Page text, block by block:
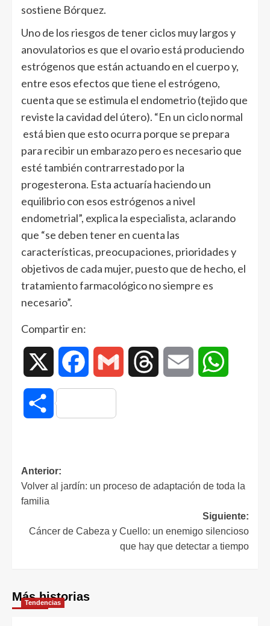
sostiene Bórquez.
Uno de los riesgos de tener ciclos muy largos y
anovulatorios es que el ovario está produciendo
estrógenos que están actuando en el cuerpo y,
entre esos efectos que tiene el estrógeno,
cuenta que se estimula el endometrio (tejido que
reviste la cavidad del útero). “En un ciclo normal
está bien que esto ocurra porque se prepara
para recibir un embarazo pero es necesario que
esté también contrarrestado por la
progesterona. Esta actuaría haciendo un
equilibrio con esos estrógenos a nivel
endometrial”, explica la especialista, aclarando
que “se deben tener en cuenta las
características, preocupaciones, prioridades y
objetivos de cada mujer, puesto que de hecho, el
tratamiento farmacológico no siempre es
necesario”.
Compartir en:
Facebook Gmail Threads Email
Compartir
Anterior:
Volver al jardín: un proceso de adaptación de toda la
familia
Siguiente:
Cáncer de Cabeza y Cuello: un enemigo silencioso
que hay que detectar a tiempo
Más historias
Tendencias